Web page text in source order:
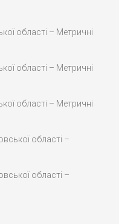
області – Метричні
області – Метричні
області – Метричні
області –
області –